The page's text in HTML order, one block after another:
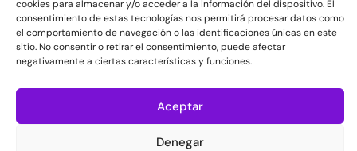
cookies para almacenar y/o acceder a la información del dispositivo. El
consentimiento de estas tecnologías nos permitirá procesar datos como
el comportamiento de navegación o las identificaciones únicas en este
sitio. No consentir o retirar el consentimiento, puede afectar
negativamente a ciertas características y funciones.
Aceptar
Denegar